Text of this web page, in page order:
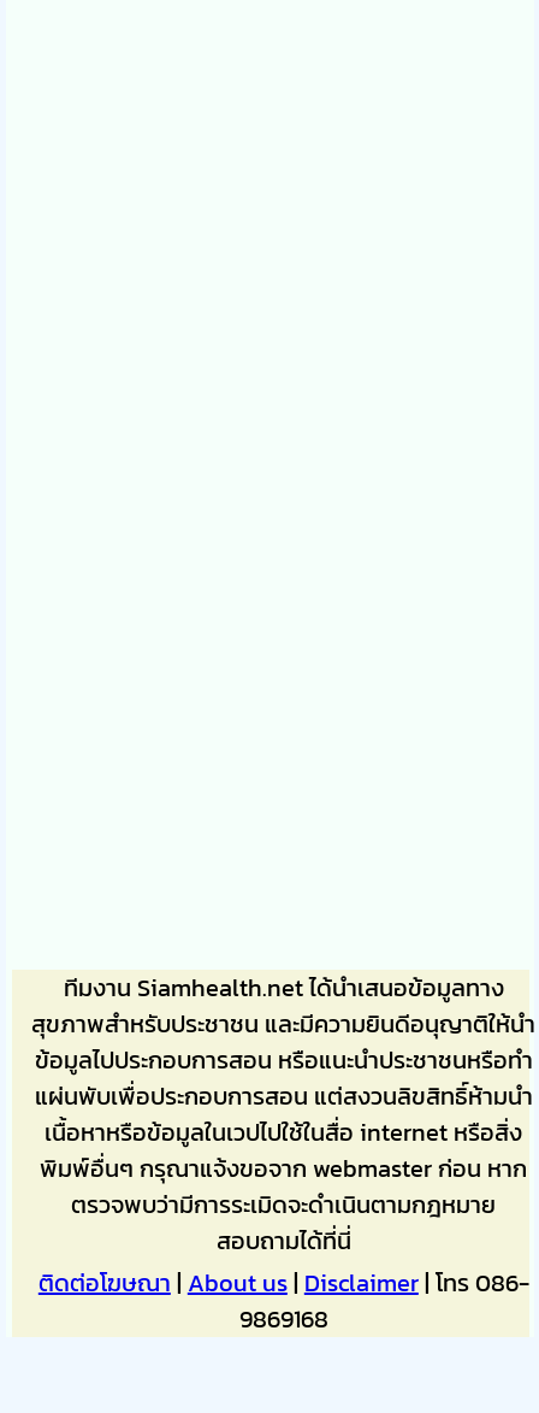
ทีมงาน Siamhealth.net ได้นำเสนอข้อมูลทาง
สุขภาพสำหรับประชาชน และมีความยินดีอนุญาติให้นำ
ข้อมูลไปประกอบการสอน หรือแนะนำประชาชนหรือทำ
แผ่นพับเพื่อประกอบการสอน แต่สงวนลิขสิทธิ์ห้ามนำ
เนื้อหาหรือข้อมูลในเวปไปใช้ในสื่อ internet หรือสิ่ง
พิมพ์อื่นๆ กรุณาแจ้งขอจาก webmaster ก่อน หาก
ตรวจพบว่ามีการระเมิดจะดำเนินตามกฎหมาย
สอบถามได้ที่นี่
ติดต่อโฆษณา|About us|Disclaimer| โทร 086-
9869168